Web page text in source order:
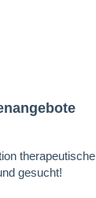
gesucht!